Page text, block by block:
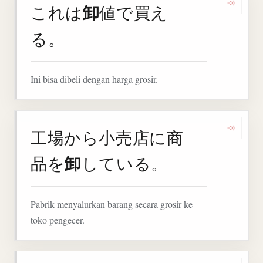
これは卸値で買え
る。
Ini bisa dibeli dengan harga grosir.
工場から小売店に商
品を卸 している。
Pabrik menyalurkan barang secara grosir ke
toko pengecer.